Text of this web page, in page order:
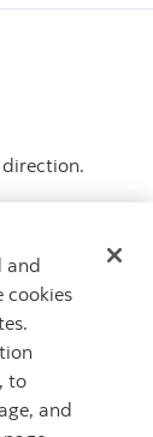
and
cookies
to
and